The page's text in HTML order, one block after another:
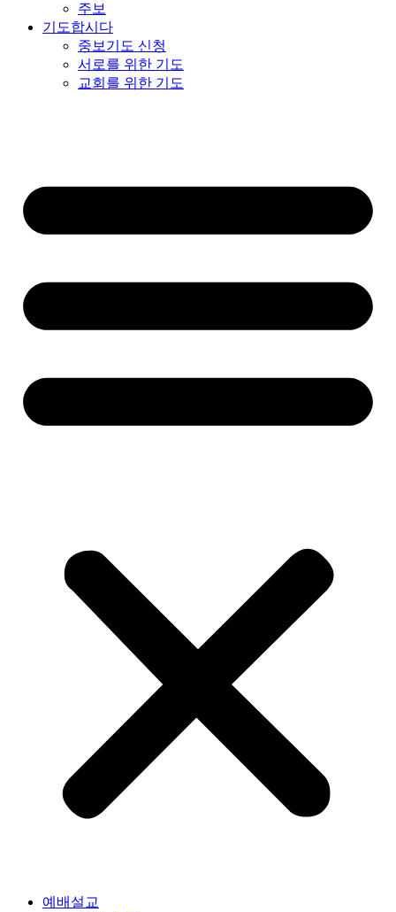
주보
기도합시다
중보기도 신청
서로를 위한 기도
교회를 위한 기도
예배설교